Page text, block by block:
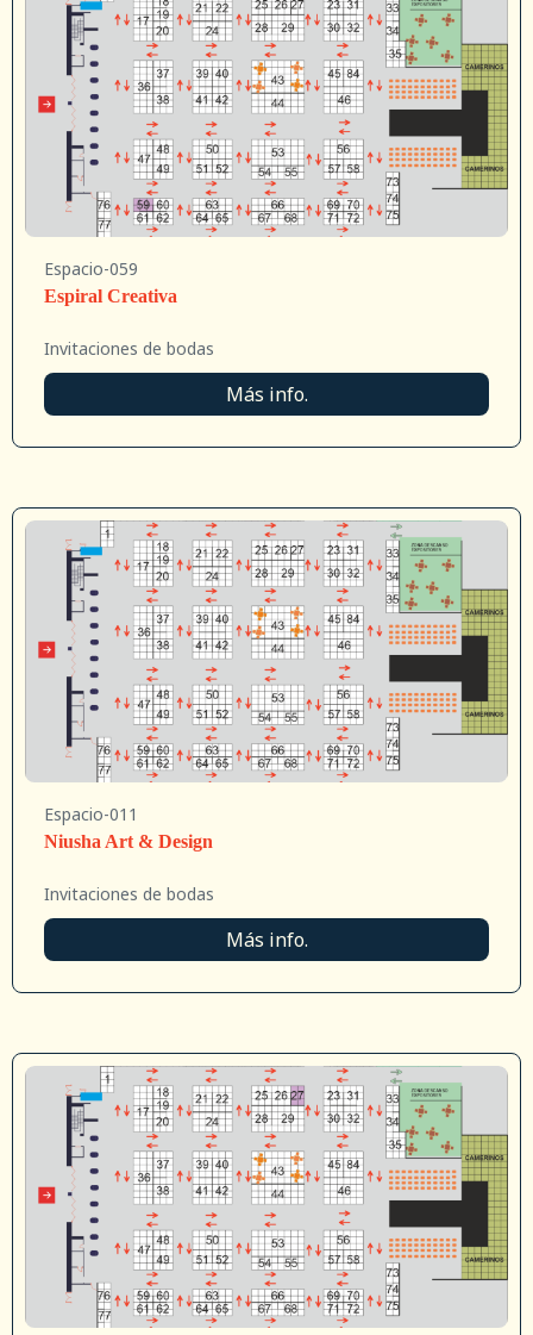
Espacio-059
Espiral Creativa
Invitaciones de bodas
Más info.
Espacio-011
Niusha Art & Design
Invitaciones de bodas
Más info.